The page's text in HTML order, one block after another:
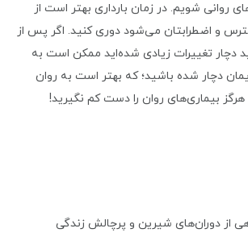
روانی شویم. در زمان بارداری بهتر است از
و اضطرابتان می‌شود دوری کنید. اگر پس از
دچار تغییرات زیادی شده‌اید ممکن است به
دچار شده باشید؛ که بهتر است به روان
بیماری‌های روان را دست کم نگیرید!
از دوران‌های شیرین و پرچالش زندگی